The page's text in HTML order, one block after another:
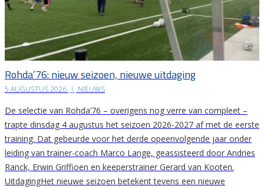
Rohda’76: nieuw seizoen, nieuwe uitdaging
5 AUGUSTUS 2026 | NIEUWS
De selectie van Rohda’76 – overigens nog verre van compleet –
trapte dinsdag 4 augustus het seizoen 2026-2027 af met de eerste
training. Dat gebeurde voor het derde opeenvolgende jaar onder
leiding van trainer-coach Marco Lange, geassisteerd door Andries
Ranck, Erwin Griffioen en keeperstrainer Gerard van Kooten.
UitdagingHet nieuwe seizoen betekent tevens een nieuwe